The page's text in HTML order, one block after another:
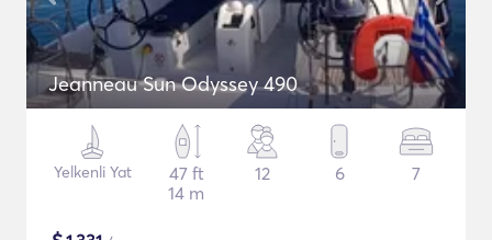
Jeanneau Sun Odyssey 490
Yelkenli Yat
47 ft
14 m
12 6 7